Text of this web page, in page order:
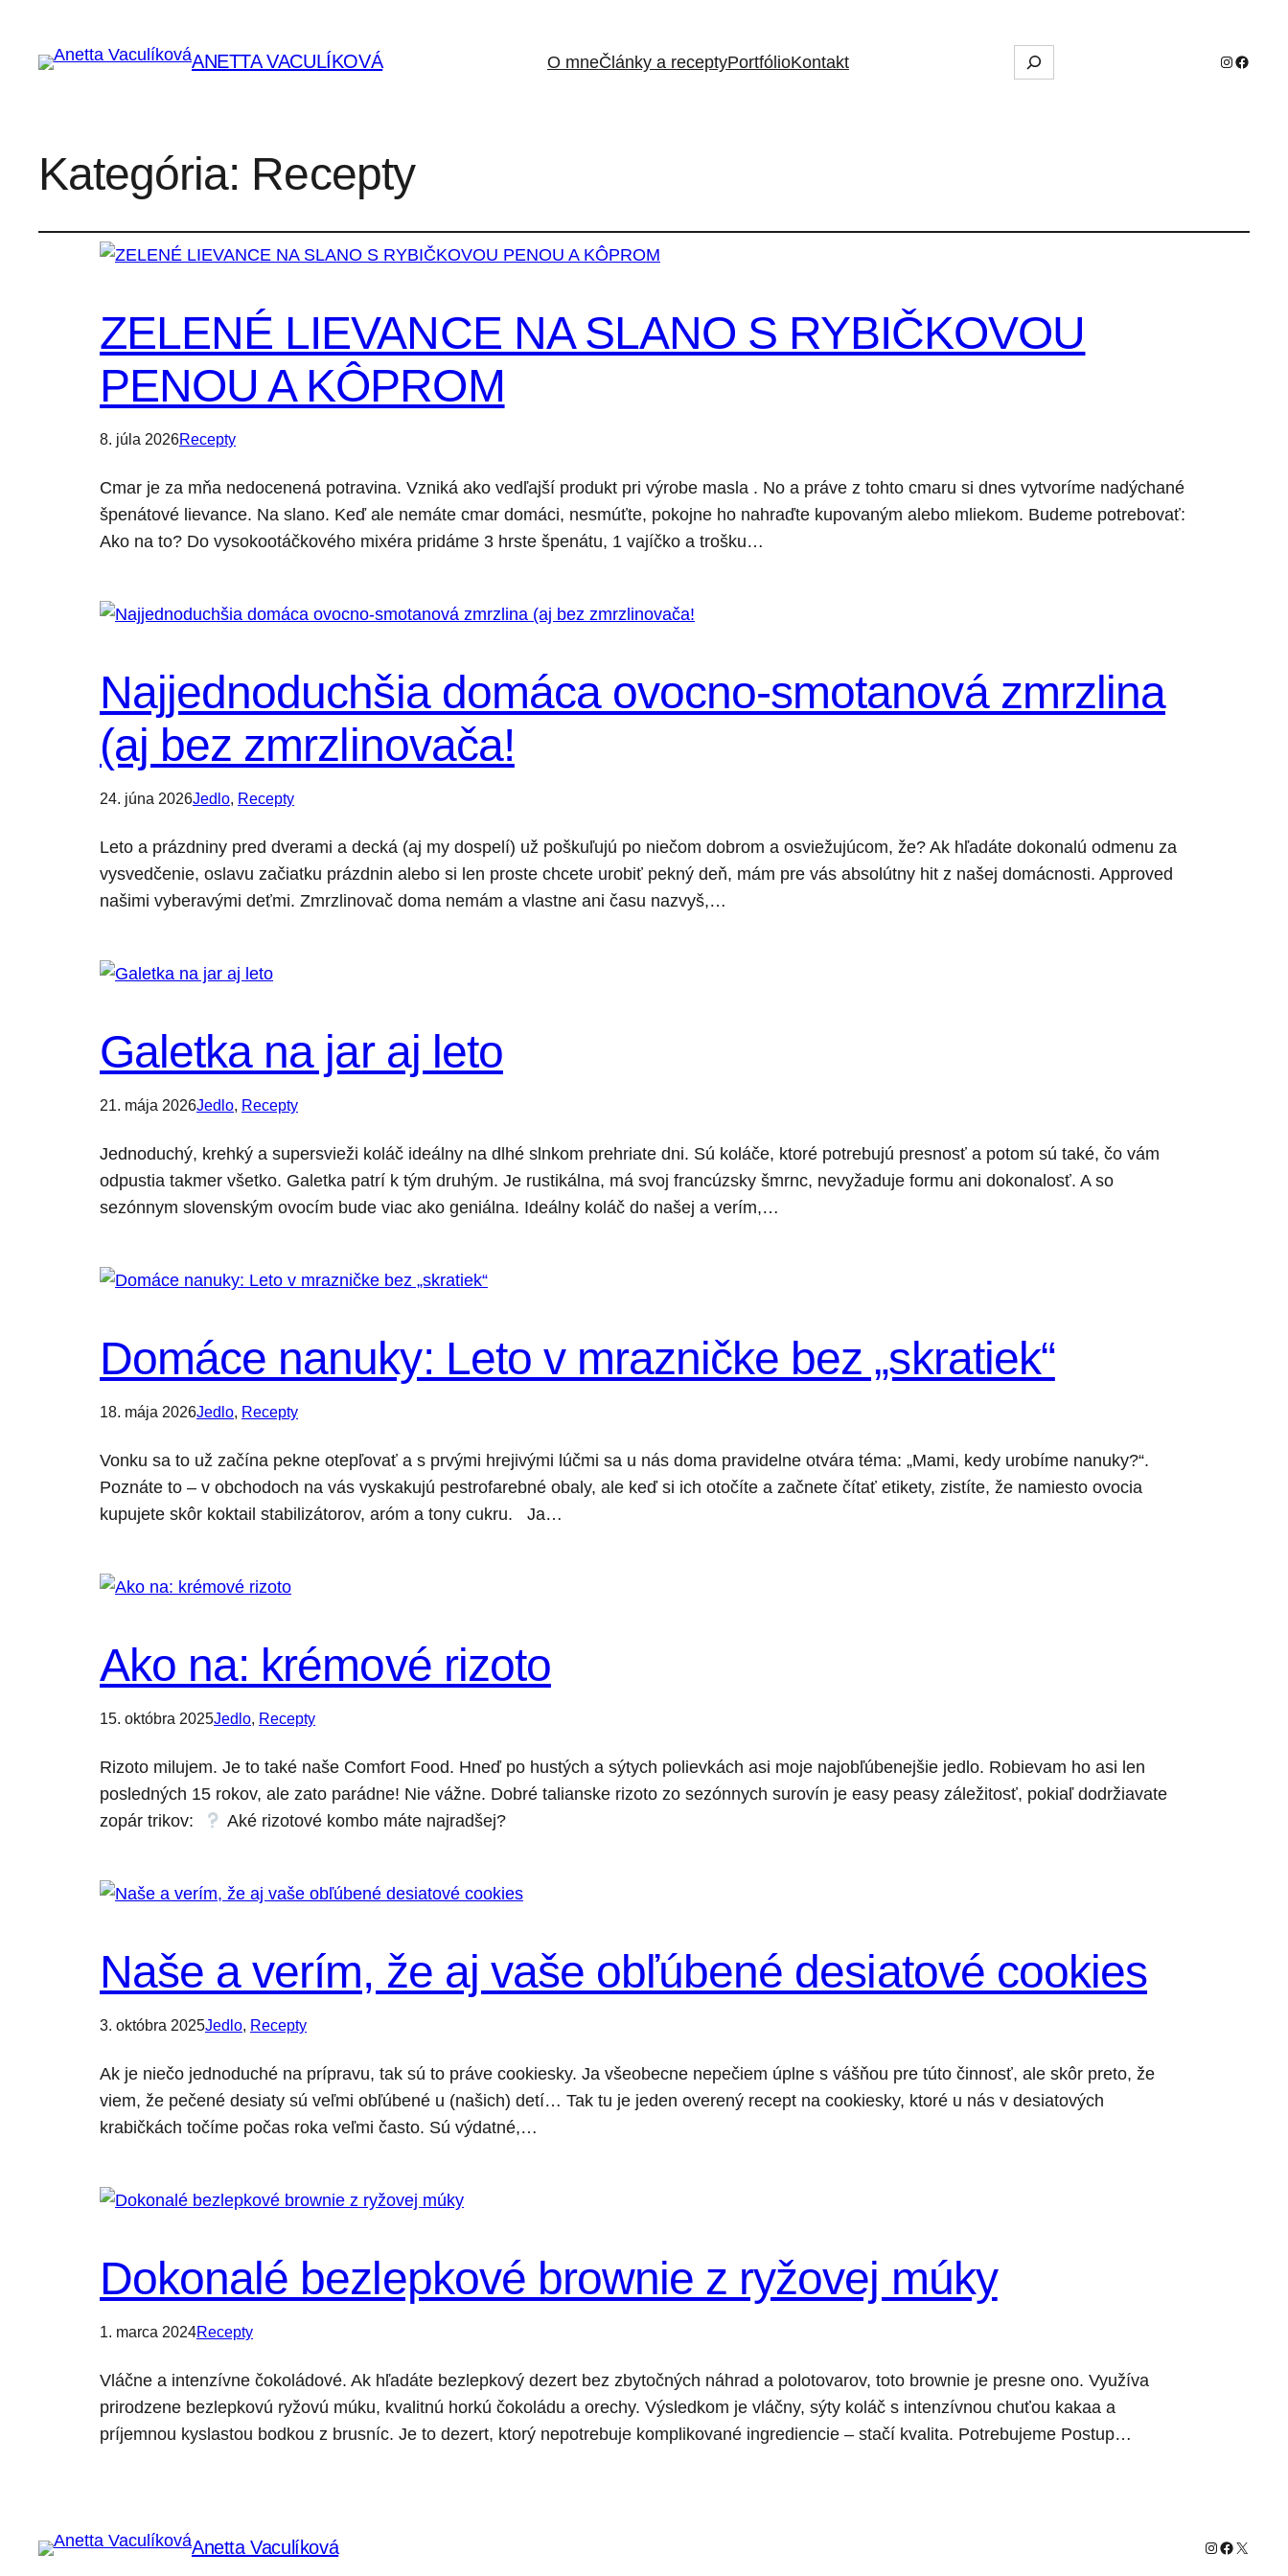
ANETTA VACULÍKOVÁ O mneČlánky a receptyPortfólioKontakt Hľadať Instagram
Kategória: Recepty
ZELENÉ LIEVANCE NA SLANO S RYBIČKOVOU
PENOU A KÔPROM
8. júla 2026Recepty
Cmar je za mňa nedocenená potravina. Vzniká ako vedľajší produkt pri výrobe masla . No a práve z tohto cmaru si dnes vytvoríme nadýchané
špenátové lievance. Na slano. Keď ale nemáte cmar domáci, nesmúťte, pokojne ho nahraďte kupovaným alebo mliekom. Budeme potrebovať:
Ako na to? Do vysokootáčkového mixéra pridáme 3 hrste špenátu, 1 vajíčko a trošku…
Najjednoduchšia domáca ovocno-smotanová zmrzlina
(aj bez zmrzlinovača!
24. júna 2026Jedlo, Recepty
Leto a prázdniny pred dverami a decká (aj my dospelí) už poškuľujú po niečom dobrom a osviežujúcom, že? Ak hľadáte dokonalú odmenu za
vysvedčenie, oslavu začiatku prázdnin alebo si len proste chcete urobiť pekný deň, mám pre vás absolútny hit z našej domácnosti. Approved
našimi vyberavými deťmi. Zmrzlinovač doma nemám a vlastne ani času nazvyš,…
Galetka na jar aj leto
21. mája 2026Jedlo, Recepty
Jednoduchý, krehký a supersvieži koláč ideálny na dlhé slnkom prehriate dni. Sú koláče, ktoré potrebujú presnosť a potom sú také, čo vám
odpustia takmer všetko. Galetka patrí k tým druhým. Je rustikálna, má svoj francúzsky šmrnc, nevyžaduje formu ani dokonalosť. A so
sezónnym slovenským ovocím bude viac ako geniálna. Ideálny koláč do našej a verím,…
Domáce nanuky: Leto v mrazničke bez „skratiek“
18. mája 2026Jedlo, Recepty
Vonku sa to už začína pekne otepľovať a s prvými hrejivými lúčmi sa u nás doma pravidelne otvára téma: „Mami, kedy urobíme nanuky?“.
Poznáte to – v obchodoch na vás vyskakujú pestrofarebné obaly, ale keď si ich otočíte a začnete čítať etikety, zistíte, že namiesto ovocia
kupujete skôr koktail stabilizátorov, aróm a tony cukru. Ja…
Ako na: krémové rizoto
15. októbra 2025Jedlo, Recepty
Rizoto milujem. Je to také naše Comfort Food. Hneď po hustých a sýtych polievkách asi moje najobľúbenejšie jedlo. Robievam ho asi len
posledných 15 rokov, ale zato parádne! Nie vážne. Dobré talianske rizoto zo sezónnych surovín je easy peasy záležitosť, pokiaľ dodržiavate
zopár trikov:
Aké rizotové kombo máte najradšej?
Naše a verím, že aj vaše obľúbené desiatové cookies
3. októbra 2025Jedlo, Recepty
Ak je niečo jednoduché na prípravu, tak sú to práve cookiesky. Ja všeobecne nepečiem úplne s vášňou pre túto činnosť, ale skôr preto, že
viem, že pečené desiaty sú veľmi obľúbené u (našich) detí… Tak tu je jeden overený recept na cookiesky, ktoré u nás v desiatových
krabičkách točíme počas roka veľmi často. Sú výdatné,…
Dokonalé bezlepkové brownie z ryžovej múky
1. marca 2024Recepty
Vláčne a intenzívne čokoládové. Ak hľadáte bezlepkový dezert bez zbytočných náhrad a polotovarov, toto brownie je presne ono. Využíva
prirodzene bezlepkovú ryžovú múku, kvalitnú horkú čokoládu a orechy. Výsledkom je vláčny, sýty koláč s intenzívnou chuťou kakaa a
príjemnou kyslastou bodkou z brusníc. Je to dezert, ktorý nepotrebuje komplikované ingrediencie – stačí kvalita. Potrebujeme Postup…
Anetta Vaculíková Instagram
Facebook
X